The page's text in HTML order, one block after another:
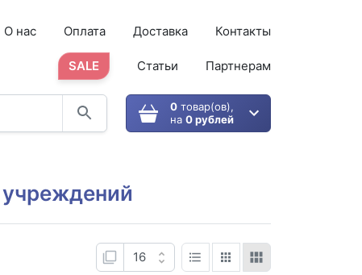
О нас Оплата Доставка Контакты
SALE Статьи Партнерам
0товар(ов),
на 0 рублей